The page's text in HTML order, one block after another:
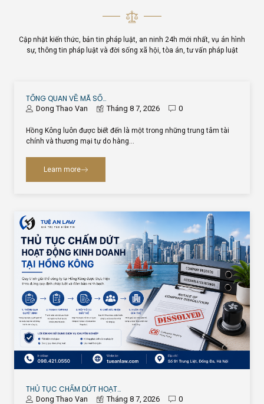
Cập nhật kiến thức, bản tin pháp luật, an ninh 24h mới nhất, vụ án hình
sự, thông tin pháp luật và đời sống xã hội, tòa án, tư vấn pháp luật
TỔNG QUAN VỀ MÃ SỐ…
Dong Thao Van Tháng 8 7, 2026 0
Hồng Kông luôn được biết đến là một trong những trung tâm tài
chính và thương mại tự do hàng…
Learn more
THỦ TỤC CHẤM DỨT HOẠT…
Dong Thao Van Tháng 8 7, 2026 0